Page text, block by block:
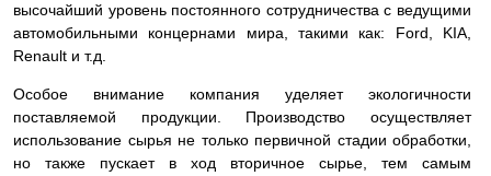
высочайший уровень постоянного сотрудничества с ведущими
автомобильными концернами мира, такими как: Ford, KIA,
Renault и т.д.
Особое внимание компания уделяет экологичности
поставляемой продукции. Производство осуществляет
использование сырья не только первичной стадии обработки,
но также пускает в ход вторичное сырье, тем самым